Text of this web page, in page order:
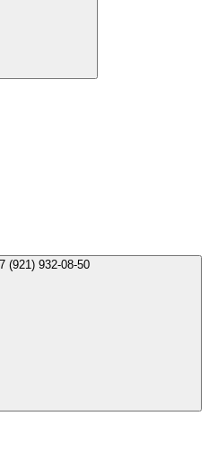
+7 (921) 932-08-50